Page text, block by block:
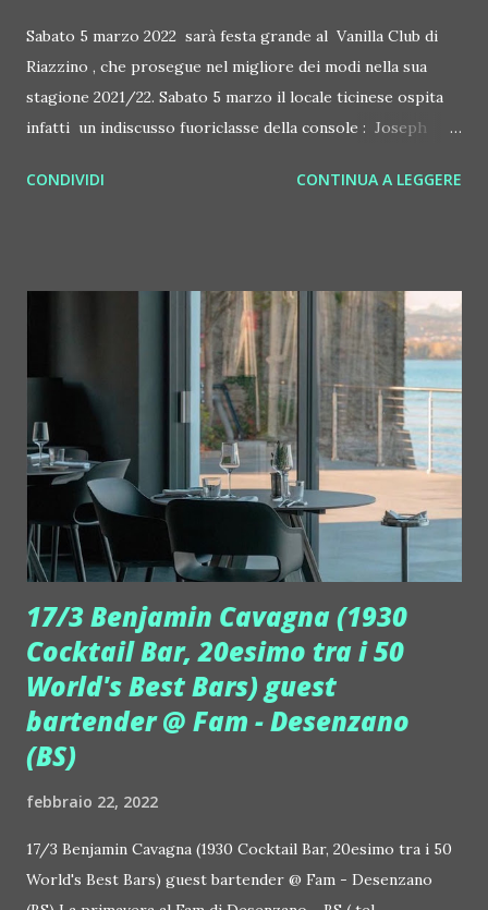
Sabato 5 marzo 2022 sarà festa grande al Vanilla Club di
Riazzino , che prosegue nel migliore dei modi nella sua
stagione 2021/22. Sabato 5 marzo il locale ticinese ospita
infatti un indiscusso fuoriclasse della console : Joseph
nei migliori locali e nei migliori festival mondiali, Ultra
nella programmazione stagionale a Marco Carola, Ilario
Alicante, Locodice e a Deborah de Luca.
CONDIVIDI CONTINUA A LEGGERE
17/3 Benjamin Cavagna (1930
Cocktail Bar, 20esimo tra i 50
World's Best Bars) guest
bartender @ Fam - Desenzano
(BS)
febbraio 22, 2022
17/3 Benjamin Cavagna (1930 Cocktail Bar, 20esimo tra i 50
World's Best Bars) guest bartender @ Fam - Desenzano